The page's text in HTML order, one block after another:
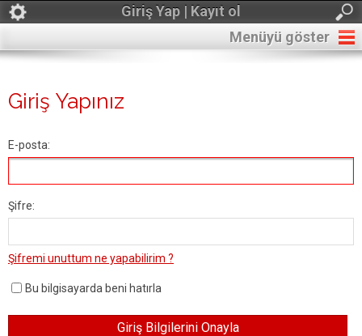
Giriş Yap | Kayıt ol
Menüyü göster
Giriş Yapınız
E-posta:
Şifre:
Şifremi unuttum ne yapabilirim ?
Bu bilgisayarda beni hatırla